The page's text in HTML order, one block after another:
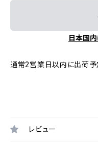
日本国
通常2営業日以内に出荷予
レビュー